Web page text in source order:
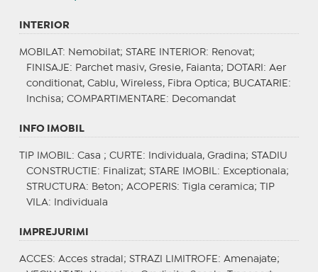
INTERIOR
MOBILAT : Nemobilat; STARE INTERIOR: Renovat;
FINISAJE : Parchet masiv, Gresie, Faianta; DOTARI : Aer
conditionat, Cablu, Wireless, Fibra Optica; BUCATARIE :
Inchisa; COMPARTIMENTARE : Decomandat
INFO IMOBIL
TIP IMOBIL : Casa ; CURTE : Individuala, Gradina; STADIU
CONSTRUCTIE : Finalizat; STARE IMOBIL : Exceptionala;
STRUCTURA: Beton; ACOPERIS: Tigla ceramica;
TIP
VILA: Individuala
IMPREJURIMI
ACCES: Acces stradal; STRAZI LIMITROFE : Amenajate;